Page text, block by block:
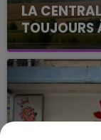
LA
TOUJOURS
Cela fait déjà
nucléaire
justifiée par
présente.